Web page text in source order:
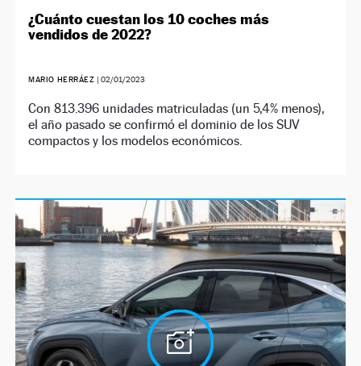
¿Cuánto cuestan los 10 coches más
vendidos de 2022?
MARIO HERRÁEZ | 02/01/2023
Con 813.396 unidades matriculadas (un 5,4% menos),
el año pasado se confirmó el dominio de los SUV
compactos y los modelos económicos.